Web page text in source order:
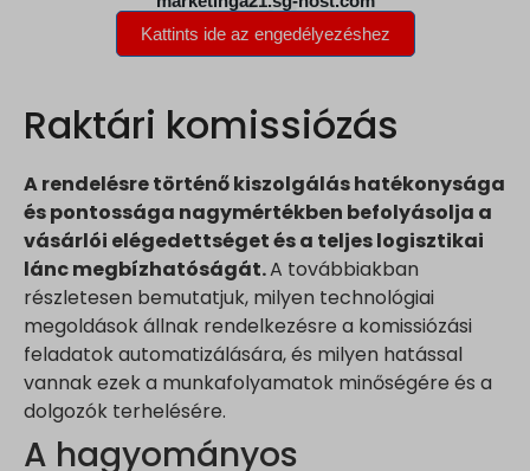
Raktári komissiózás
A rendelésre történő kiszolgálás hatékonysága
és pontossága nagymértékben befolyásolja a
vásárlói elégedettséget és a teljes logisztikai
lánc megbízhatóságát.A továbbiakban
részletesen bemutatjuk, milyen technológiai
megoldások állnak rendelkezésre a komissiózási
feladatok automatizálására, és milyen hatással
vannak ezek a munkafolyamatok minőségére és a
dolgozók terhelésére.
A hagyományos